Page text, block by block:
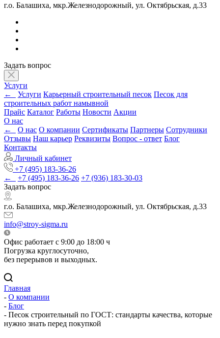
г.о. Балашиха, мкр.Железнодорожный, ул. Октябрьская, д.33
Задать вопрос
Услуги
←
Услуги Карьерный строительный песок Песок для
строительных работ намывной
Прайс Каталог Работы Новости Акции
О нас
←
О нас О компании Сертификаты Партнеры Сотрудники
Отзывы Наш карьер Реквизиты Вопрос - ответ Блог
Контакты
Личный кабинет
+7 (495) 183-36-26
←
+7 (495) 183-36-26 +7 (936) 183-30-03
Задать вопрос
г.о. Балашиха, мкр.Железнодорожный, ул. Октябрьская, д.33
info@stroy-sigma.ru
Офис работает с 9:00 до 18:00 ч
Погрузка круглосуточно,
без перерывов и выходных.
Главная
- О компании
- Блог
- Песок строительный по ГОСТ: стандарты качества, которые
нужно знать перед покупкой